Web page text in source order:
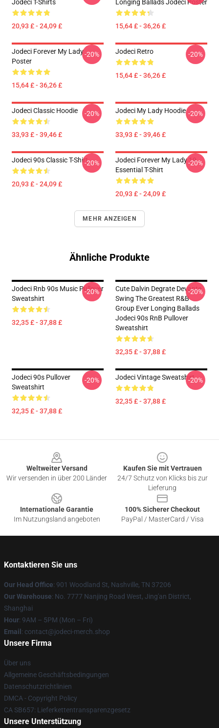
Jodeci T-Shirts
20,93 £ - 24,09 £
Longing Ballads Jodeci Poster
15,64 £ - 36,26 £
Jodeci Forever My Lady
Poster
15,64 £ - 36,26 £
-20% Jodeci Retro
15,64 £ - 36,26 £
-20%
Jodeci Classic Hoodie
33,93 £ - 39,46 £
-20% Jodeci My Lady Hoodie
33,93 £ - 39,46 £
-20%
Jodeci 90s Classic T-Shirt
20,93 £ - 24,09 £
-20%
Jodeci Forever My Lady 19
Essential T-Shirt
20,93 £ - 24,09 £
-20%
MEHR ANZEIGEN
Ähnliche Produkte
Jodeci Rnb 90s Music Pullover
Sweatshirt
32,35 £ - 37,88 £
-20%
Cute Dalvin Degrate Devante
Swing The Greatest R&B
Group Ever Longing Ballads
Jodeci 90s RnB Pullover
Sweatshirt
32,35 £ - 37,88 £
-20%
Jodeci 90s Pullover
Sweatshirt
32,35 £ - 37,88 £
-20% Jodeci Vintage Sweatshirt
32,35 £ - 37,88 £
-20%
Weltweiter Versand
Wir versenden in über 200 Länder
Kaufen Sie mit Vertrauen
24/7 Schutz von Klicks bis zur
Lieferung
Internationale Garantie
Im Nutzungsland angeboten
100% Sicherer Checkout
PayPal / MasterCard / Visa
Kontaktieren Sie uns
Our Head Office: 901 Woodland St, Nashville, TN 37206
Our Warehouse: No. 7777 Nanjing Road West, Jing'an District,
Shanghai
Hour: 9AM – 5PM (Mon – Fri)
Email : contact@jodeci-merch.shop
Unsere Firma
Über uns
Allgemeine Geschäftsbedingungen
Datenschutzrichtlinien
DMCA - Copyright Policy
CA SB657: Lieferkettentransparenzgesetz
Unsere Unterstützung